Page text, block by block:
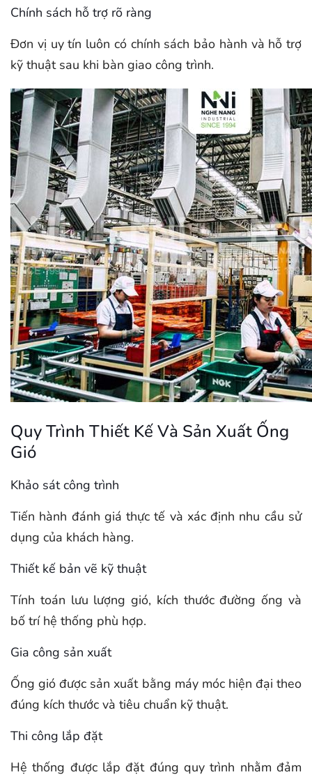
Chính sách hỗ trợ rõ ràng
Đơn vị uy tín luôn có chính sách bảo hành và hỗ trợ
kỹ thuật sau khi bàn giao công trình.
Quy Trình Thiết Kế Và Sản Xuất Ống
Gió
Khảo sát công trình
Tiến hành đánh giá thực tế và xác định nhu cầu sử
dụng của khách hàng.
Thiết kế bản vẽ kỹ thuật
Tính toán lưu lượng gió, kích thước đường ống và
bố trí hệ thống phù hợp.
Gia công sản xuất
Ống gió được sản xuất bằng máy móc hiện đại theo
đúng kích thước và tiêu chuẩn kỹ thuật.
Thi công lắp đặt
Hệ thống được lắp đặt đúng quy trình nhằm đảm